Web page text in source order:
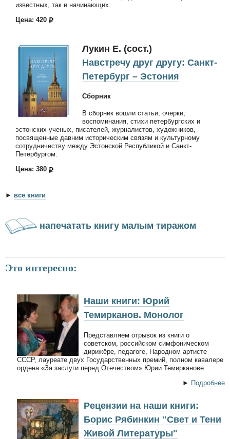
известных, так и начинающих.
Цена: 420
Лукин Е. (сост.)
Навстречу друг другу: Санкт-
Петербург – Эстония
Сборник
В сборник вошли статьи, очерки,
воспоминания, стихи петербургских и
эстонских ученых, писателей, журналистов, художников,
посвященные давним историческим связям и культурному
сотрудничеству между Эстонской Республикой и Санкт-
Петербургом.
Цена: 380
► все книги
напечатать книгу малым тиражом
Это интересно:
Наши книги: Юрий
Темирканов. Монолог
Представляем отрывок из книги о
советском, российском симфоническом
дирижёре, педагоге, Народном артисте
СССР, лауреате двух Государственных премий, полном кавалере
ордена «За заслуги перед Отечеством» Юрии Темирканове.
► Подробнее
Рецензии на наши книги:
Борис Рябинкин "Свет и Тени
Живой Литературы"